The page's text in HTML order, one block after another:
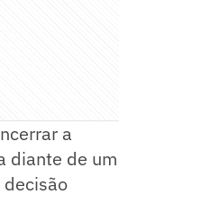
a
diante de um